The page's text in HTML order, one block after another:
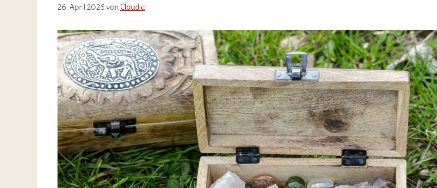
26. April 2026 von Claudia